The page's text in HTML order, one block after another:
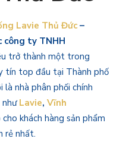
Lavie Thủ Đức –
công ty TNHH
trở thành một trong
tín top đầu tại Thành phố
nhà phân phối chính
như Lavie, Vĩnh
khách hàng sản phẩm
rẻ nhất.